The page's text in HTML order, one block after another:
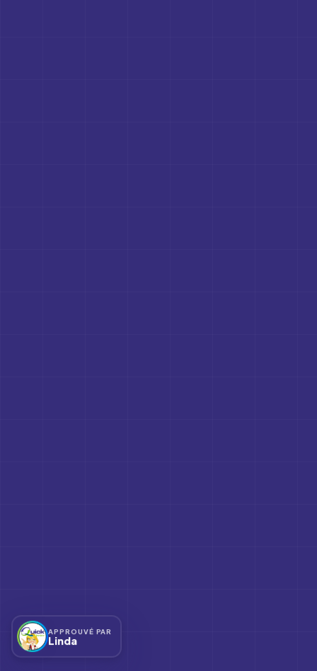
APPROUVÉ PAR
Linda